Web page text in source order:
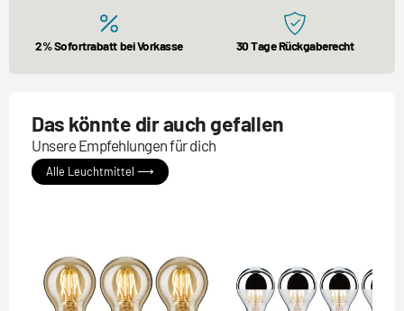
2% Sofortrabatt bei Vorkasse 30 Tage Rückgaberecht
Das könnte dir auch gefallen
Unsere Empfehlungen für dich
Alle Leuchtmittel ⟶